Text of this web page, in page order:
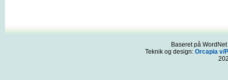
Baseret på
Teknik og design: Orcapia v/